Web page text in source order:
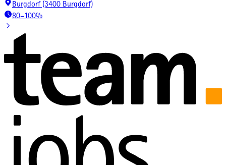
Burgdorf (3400 Burgdorf)
80–100%